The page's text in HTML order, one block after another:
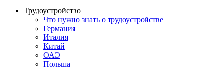
Трудоустройство
Что нужно знать о трудоустройстве
Германия
Италия
Китай
ОАЭ
Польша